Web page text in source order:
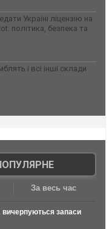
Україні ліцензію на
політика, безпека та
і всі інші склади
За весь час
запаси